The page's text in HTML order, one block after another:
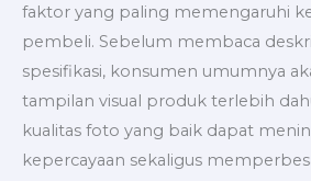
faktor yang paling memengaruhi
pembeli. Sebelum membaca
spesifikasi, konsumen umumnya
tampilan visual produk terlebih
kualitas foto yang baik dapat
kepercayaan sekaligus